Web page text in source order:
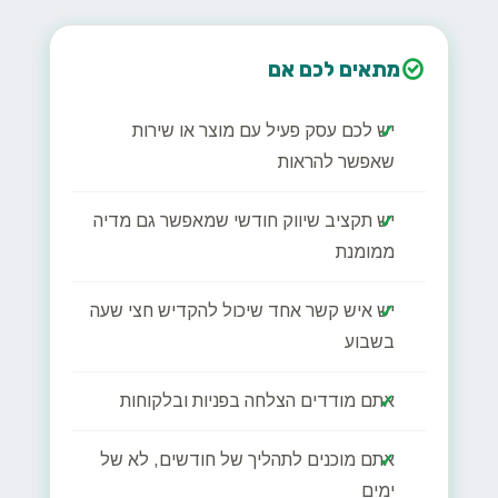
מתאים לכם אם
יש לכם עסק פעיל עם מוצר או שירות
שאפשר להראות
יש תקציב שיווק חודשי שמאפשר גם מדיה
ממומנת
יש איש קשר אחד שיכול להקדיש חצי שעה
בשבוע
אתם מודדים הצלחה בפניות ובלקוחות
אתם מוכנים לתהליך של חודשים, לא של
ימים